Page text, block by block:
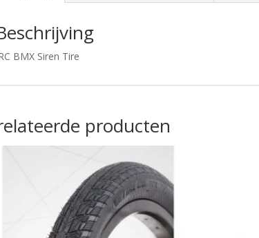
BMX Siren Tire
producten